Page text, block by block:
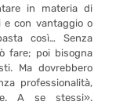
in materia di
e con vantaggio o
così… Senza
fare; poi bisogna
Ma dovrebbero
professionalità,
A se stessi».